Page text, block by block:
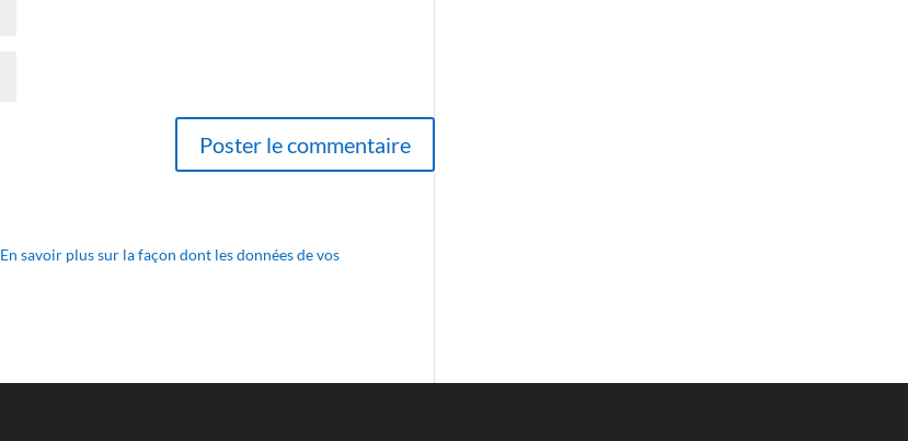
En savoir plus sur la façon dont les données de vos